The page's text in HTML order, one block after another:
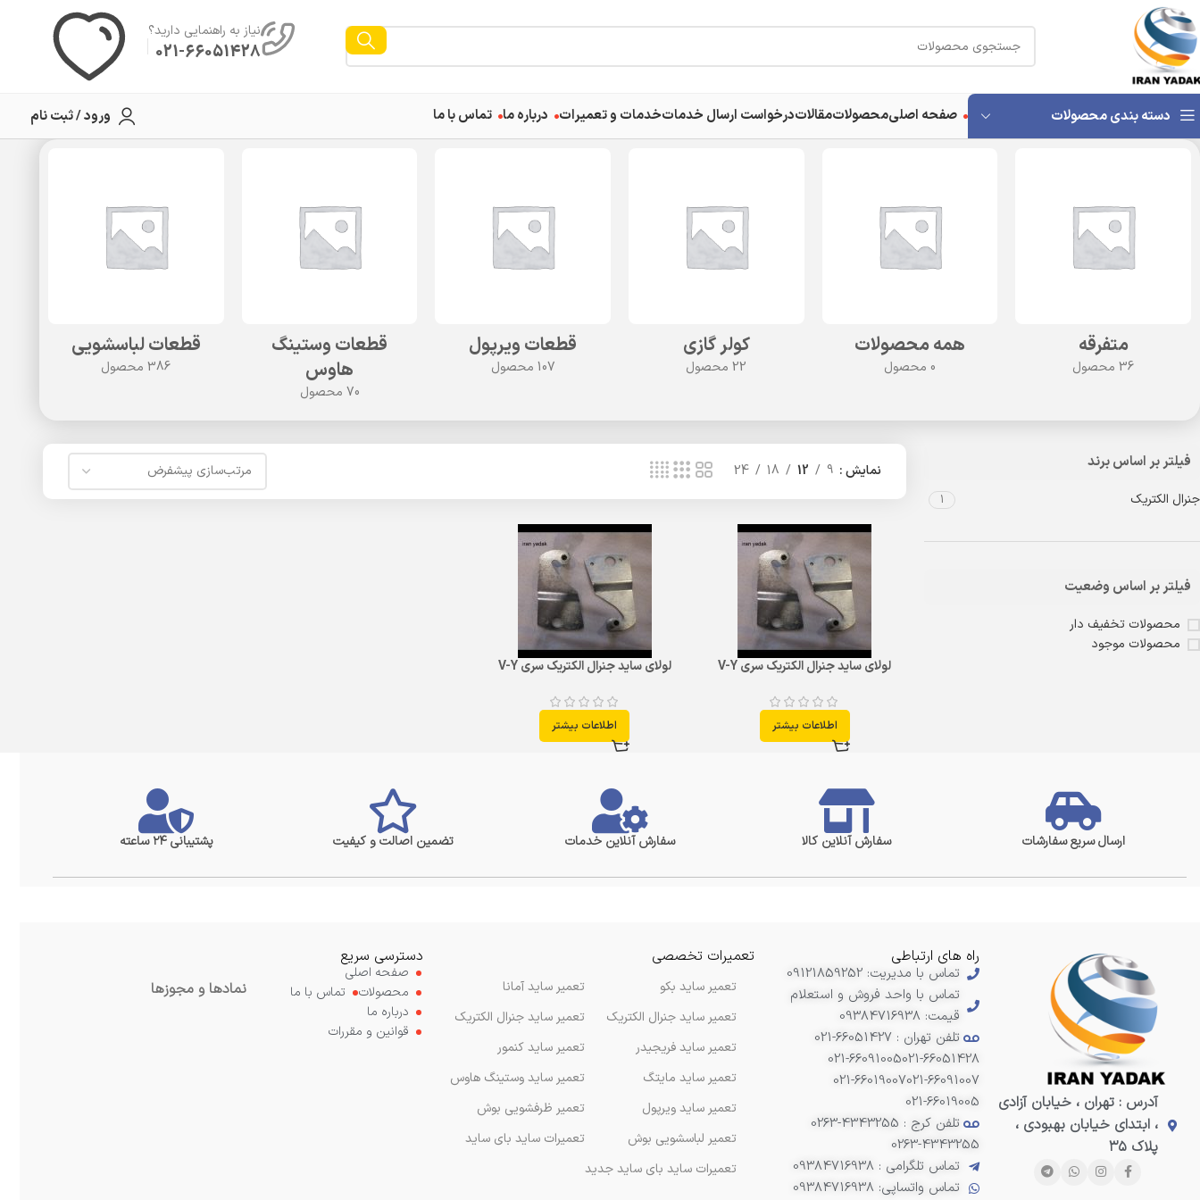
نیاز به راهنمایی دارید؟
021-66051428
دسته بندی محصولات صفحه اصلیمحصولاتمقالاتدرخواست ارسال خدماتخدمات و تعمیرات درباره ما تماس با ما ورود / ثبت نام
متفرقه
36 محصول
همه محصولات
0 محصول
کولر گازی
22 محصول
قطعات ویرپول
107 محصول
قطعات وستینگ
هاوس
70 محصول
قطعات لباسشویی
386 محصول
فیلتر بر اساس برند
جنرال الکتریک 1
فیلتر بر اساس وضعیت
محصولات تخفیف دار
محصولات موجود
نمایش 9
12
18
24
لولای ساید جنرال الکتریک سری V-Y
اطلاعات بیشتر
لولای ساید جنرال الکتریک سری V-Y
اطلاعات بیشتر
ارسال سریع سفارشات سفارش آنلاین کالا سفارش آنلاین خدمات تضمین اصالت و کیفیت پشتیبانی ۲۴ ساعته
آدرس : تهران ، خیابان آزادی
، ابتدای خیابان بهبودی ،
پلاک ۳۵
راه های ارتباطی
تماس با مدیریت: 09121859252
تماس با واحد فروش و استعلام
قیمت: 09384716938
تلفن تهران : 66051427-021
021-66051428
021-66091005
021-66091007
021-66019007
021-66019005
تلفن کرج : 4343255-0263
0263-4343255
تماس تلگرامی : 09384716938
تماس واتساپی: 09384716938
تعمیرات تخصصی
تعمیر ساید آمانا
تعمیر ساید جنرال الکتریک
تعمیر ساید کنمور
تعمیر ساید وستینگ هاوس
تعمیر ظرفشویی بوش
تعمیرات ساید بای ساید
تعمیر ساید بکو
تعمیر ساید جنرال الکتریک
تعمیر ساید فریجیدر
تعمیر ساید مایتگ
تعمیر ساید ویرپول
تعمیر لباسشویی بوش
تعمیرات ساید بای ساید جدید
دسترسی سریع
صفحه اصلی
محصولات
تماس با ما
درباره ما
قوانین و مقررات
نمادها و مجوزها